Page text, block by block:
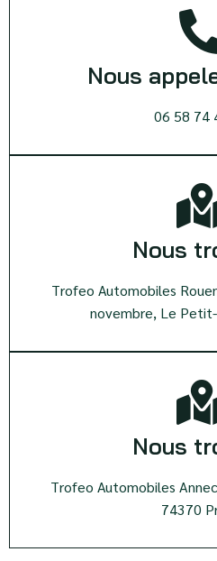
Nous
06 58 74
Nous
Trofeo Automobiles
novembre, Le
Nous
Trofeo Automobiles
74370